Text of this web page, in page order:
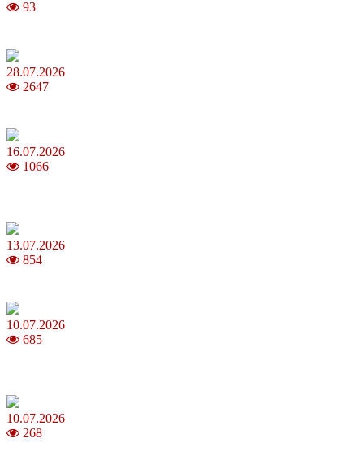
93
28.07.2026
2647
16.07.2026
1066
13.07.2026
854
10.07.2026
685
10.07.2026
268